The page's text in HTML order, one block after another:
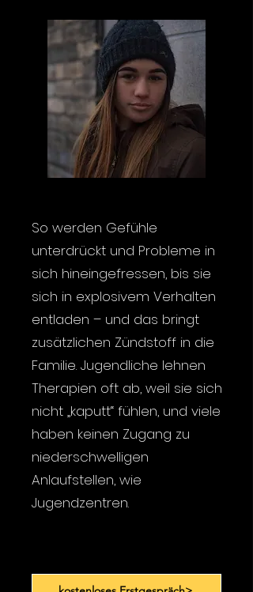
So werden Gefühle
unterdrückt und Probleme in
sich hineingefressen, bis sie
sich in explosivem Verhalten
entladen – und das bringt
zusätzlichen Zündstoff in die
Familie. Jugendliche lehnen
Therapien oft ab, weil sie sich
nicht „kaputt“ fühlen, und viele
haben keinen Zugang zu
niederschwelligen
Anlaufstellen, wie
Jugendzentren.